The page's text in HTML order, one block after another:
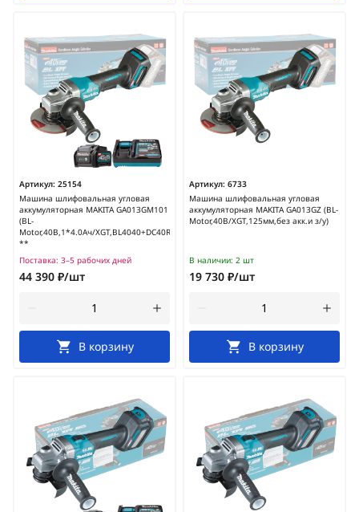
Артикул: 25154
Машина шлифовальная угловая
аккумуляторная MAKITA GA013GM101
(BL-
Motor,40В,1*4.0Ач/XGT,BL4040+DC40RA,125мм)
**
Поставка: 3–5 рабочих дней
44 390 ₽/шт
В корзину
Артикул: 6733
Машина шлифовальная угловая
аккумуляторная MAKITA GA013GZ (BL-
Motor,40В/XGT,125мм,без акк.и з/у)
В наличии: 2 шт
19 730 ₽/шт
В корзину